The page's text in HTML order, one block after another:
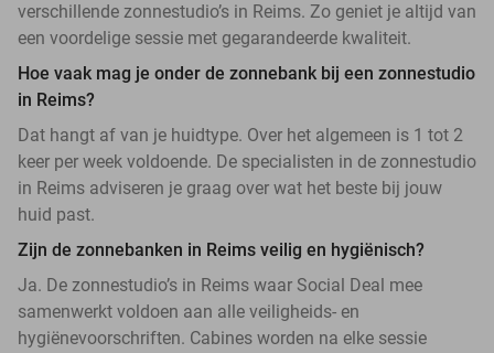
verschillende zonnestudio’s in Reims. Zo geniet je altijd van
een voordelige sessie met gegarandeerde kwaliteit.
Hoe vaak mag je onder de zonnebank bij een zonnestudio
in Reims?
Dat hangt af van je huidtype. Over het algemeen is 1 tot 2
keer per week voldoende. De specialisten in de zonnestudio
in Reims adviseren je graag over wat het beste bij jouw
huid past.
Zijn de zonnebanken in Reims veilig en hygiënisch?
Ja. De zonnestudio’s in Reims waar Social Deal mee
samenwerkt voldoen aan alle veiligheids- en
hygiënevoorschriften. Cabines worden na elke sessie